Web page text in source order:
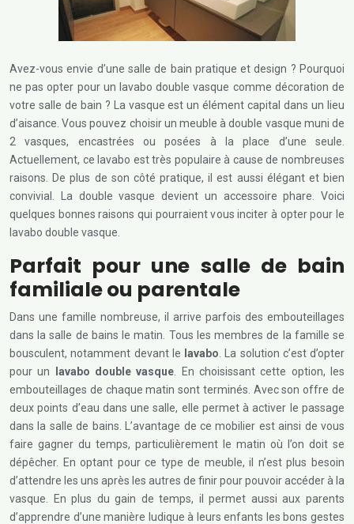
Avez-vous envie d’une salle de bain pratique et design ? Pourquoi
ne pas opter pour un lavabo double vasque comme décoration de
votre salle de bain ? La vasque est un élément capital dans un lieu
d’aisance. Vous pouvez choisir un meuble à double vasque muni de
2 vasques, encastrées ou posées à la place d’une seule.
Actuellement, ce lavabo est très populaire à cause de nombreuses
raisons. De plus de son côté pratique, il est aussi élégant et bien
convivial. La double vasque devient un accessoire phare. Voici
quelques bonnes raisons qui pourraient vous inciter à opter pour le
lavabo double vasque.
Parfait pour une salle de bain
familiale ou parentale
Dans une famille nombreuse, il arrive parfois des embouteillages
dans la salle de bains le matin. Tous les membres de la famille se
bousculent, notamment devant le lavabo . La solution c’est d’opter
pour un
lavabo double vasque . En choisissant cette option, les
embouteillages de chaque matin sont terminés. Avec son offre de
deux points d’eau dans une salle, elle permet à activer le passage
dans la salle de bains. L’avantage de ce mobilier est ainsi de vous
faire gagner du temps, particulièrement le matin où l’on doit se
dépêcher. En optant pour ce type de meuble, il n’est plus besoin
d’attendre les uns après les autres de finir pour pouvoir accéder à la
vasque. En plus du gain de temps, il permet aussi aux parents
d’apprendre d’une manière ludique à leurs enfants les bons gestes